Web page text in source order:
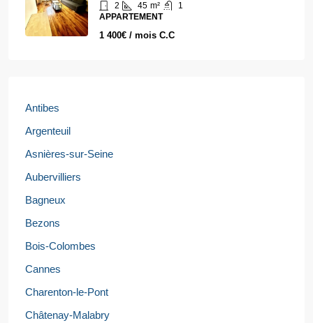
2 45 m²
1
APPARTEMENT
1 400€ / mois C.C
Antibes
Argenteuil
Asnières-sur-Seine
Aubervilliers
Bagneux
Bezons
Bois-Colombes
Cannes
Charenton-le-Pont
Châtenay-Malabry